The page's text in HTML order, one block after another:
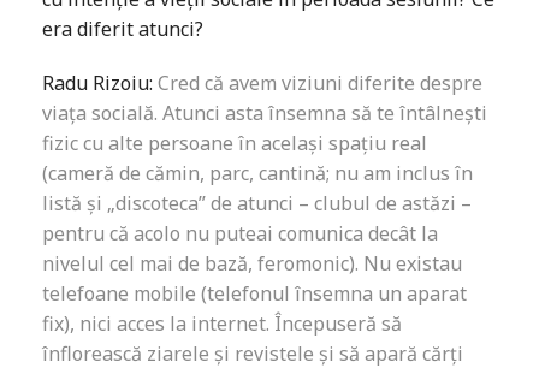
era diferit atunci?
Radu Rizoiu: Cred că avem viziuni diferite despre
viața socială. Atunci asta însemna să te întâlnești
fizic cu alte persoane în același spațiu real
(cameră de cămin, parc, cantină; nu am inclus în
listă și „discoteca” de atunci – clubul de astăzi –
pentru că acolo nu puteai comunica decât la
nivelul cel mai de bază, feromonic). Nu existau
telefoane mobile (telefonul însemna un aparat
fix), nici acces la internet. Începuseră să
înflorească ziarele și revistele și să apară cărți